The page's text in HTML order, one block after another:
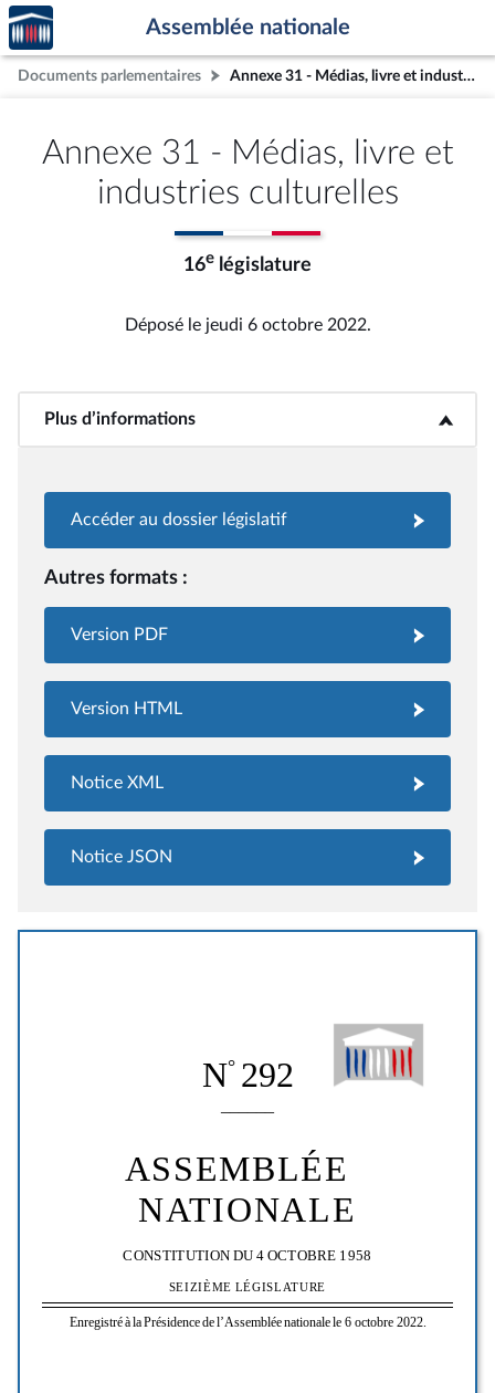
Aller au contenu
Aller en bas de la page
Accèder
à la
page
d'accueil
Assemblée nationale
Documents parlementaires Annexe 31 - Médias, livre et industries culturelles
Annexe 31 - Médias, livre et
industries culturelles
16e législature
Déposé le jeudi 6 octobre 2022.
Plus d’informations<b>Plus d’informations</b>
Accéder au dossier législatif
Autres formats :
Version PDF
Version HTML
Notice XML
Notice JSON